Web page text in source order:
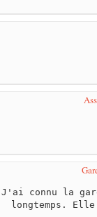
J'ai connu la
longtemps.